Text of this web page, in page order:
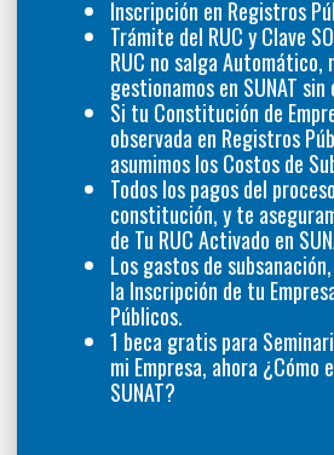
Inscripción en Registros
Trámite del RUC y Clave
RUC no salga Automático,
gestionamos en SUNAT
Si tu Constitución de
observada en Registros
asumimos los Costos de
Todos los pagos del
constitución, y te
de Tu RUC Activado en
Los gastos de
la Inscripción de tu
Públicos.
1 beca gratis para
mi Empresa, ahora ¿Cómo
SUNAT?